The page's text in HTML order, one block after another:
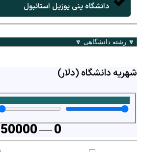
دانشگاه ینی یوزیل استانبول
شهریه دانشگاه (دلار)
0
—
50000